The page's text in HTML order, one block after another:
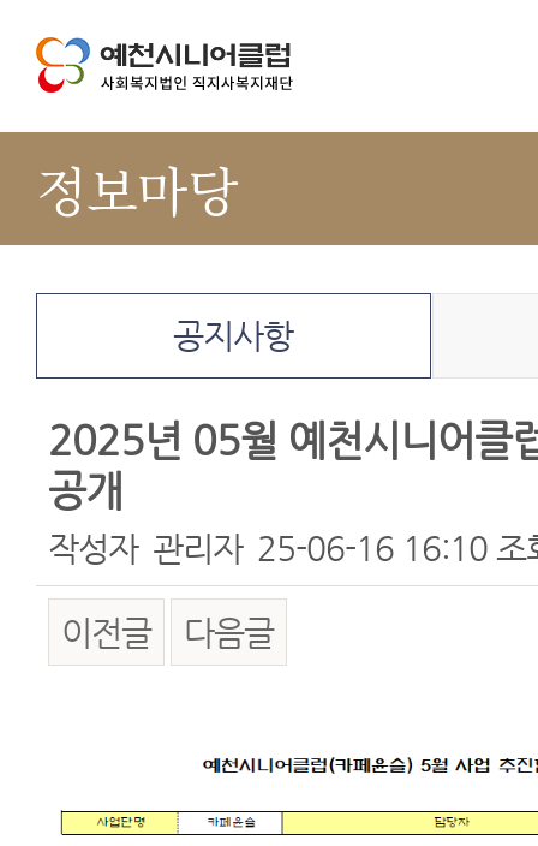
정보마당
공지사항
2025년 05월 예천시니어클
공개
작성자 관리자 25-06-16 16:10 조
이전글 다음글